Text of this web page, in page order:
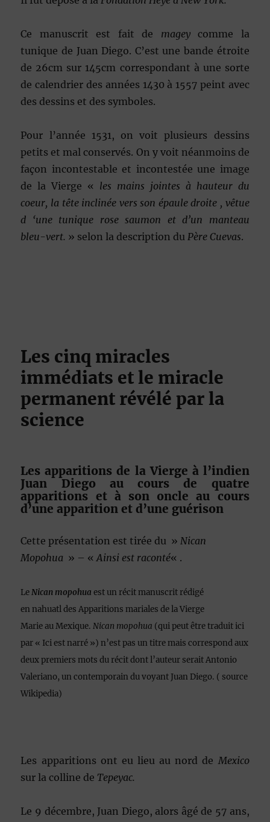
Ce manuscrit est fait de mageycomme la
tunique de Juan Diego. C’est une bande étroite
de 26cm sur 145cm correspondant à une sorte
de calendrier des années 1430 à 1557 peint avec
des dessins et des symboles.
Pour l’année 1531, on voit plusieurs dessins
petits et mal conservés. On y voit néanmoins de
façon incontestable et incontestée une image
de la Vierge « les mains jointes à hauteur du
coeur, la tête inclinée vers son épaule droite , vêtue
d ‘une tunique rose saumon et d’un manteau
bleu-vert. » selon la description du Père Cuevas.
Les cinq miracles
immédiats et le miracle
permanent révélé par la
science
Les apparitions de la Vierge à l’indien
Juan Diego au cours de quatre
apparitions et à son oncle au cours
d’une apparition et d’une guérison
Cette présentation est tirée du » Nican
Mopohua » – «Ainsi est raconté« .
LeNican mopohua est un récit manuscrit rédigé
en nahuatl des Apparitions mariales de la Vierge
Marie au Mexique.Nican mopohua (qui peut être traduit ici
par « Ici est narré ») n’est pas un titre mais correspond aux
deux premiers mots du récit dont l’auteur serait Antonio
Valeriano, un contemporain du voyant Juan Diego. ( source
Wikipedia)
Les apparitions ont eu lieu au nord de Mexico
sur la colline de Tepeyac.
Le 9 décembre, Juan Diego, alors âgé de 57 ans,